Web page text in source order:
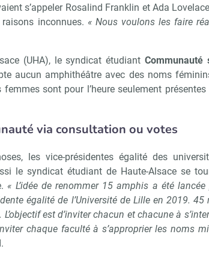
s’appeler Rosalind Franklin et Ada
inconnues. « Nous voulons les faire
(UHA), le syndicat étudiant Communauté
aucun amphithéâtre avec des noms
sont pour l’heure seulement
via consultation ou votes
les vice-présidentes égalité des
le syndicat étudiant de Haute-Alsace se
« L’idée de renommer 15 amphis a été
égalité de l’Université de Lille en 2019.
est d’inviter chacun et chacune à
chaque faculté à s’approprier les noms